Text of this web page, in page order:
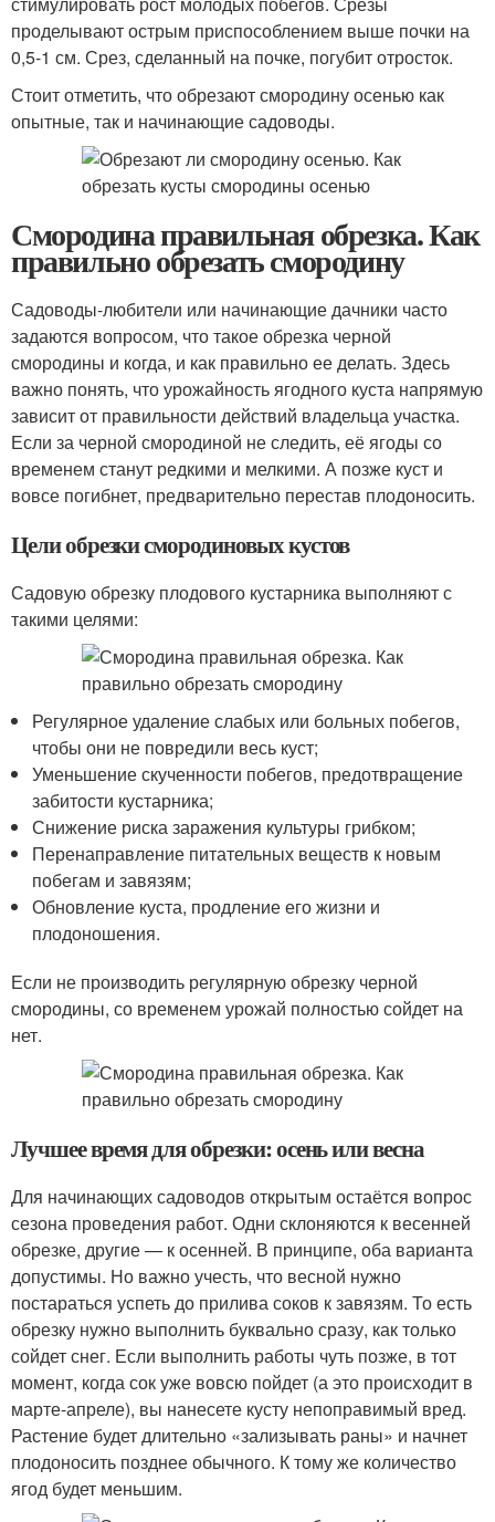
проделывают острым приспособлением выше почки на
0,5-1 см. Срез, сделанный на почке, погубит отросток.
Стоит отметить, что обрезают смородину осенью как
опытные, так и начинающие садоводы.
Смородина правильная обрезка. Как
правильно обрезать смородину
Садоводы-любители или начинающие дачники часто
задаются вопросом, что такое обрезка черной
смородины и когда, и как правильно ее делать. Здесь
важно понять, что урожайность ягодного куста напрямую
зависит от правильности действий владельца участка.
Если за черной смородиной не следить, её ягоды со
временем станут редкими и мелкими. А позже куст и
вовсе погибнет, предварительно перестав плодоносить.
Цели обрезки смородиновых кустов
Садовую обрезку плодового кустарника выполняют с
такими целями:
Регулярное удаление слабых или больных побегов,
чтобы они не повредили весь куст;
Уменьшение скученности побегов, предотвращение
забитости кустарника;
Снижение риска заражения культуры грибком;
Перенаправление питательных веществ к новым
побегам и завязям;
Обновление куста, продление его жизни и
плодоношения.
Если не производить регулярную обрезку черной
смородины, со временем урожай полностью сойдет на
нет.
Лучшее время для обрезки: осень или весна
Для начинающих садоводов открытым остаётся вопрос
сезона проведения работ. Одни склоняются к весенней
обрезке, другие — к осенней. В принципе, оба варианта
допустимы. Но важно учесть, что весной нужно
постараться успеть до прилива соков к завязям. То есть
обрезку нужно выполнить буквально сразу, как только
сойдет снег. Если выполнить работы чуть позже, в тот
момент, когда сок уже вовсю пойдет (а это происходит в
марте-апреле), вы нанесете кусту непоправимый вред.
Растение будет длительно «зализывать раны» и начнет
плодоносить позднее обычного. К тому же количество
ягод будет меньшим.